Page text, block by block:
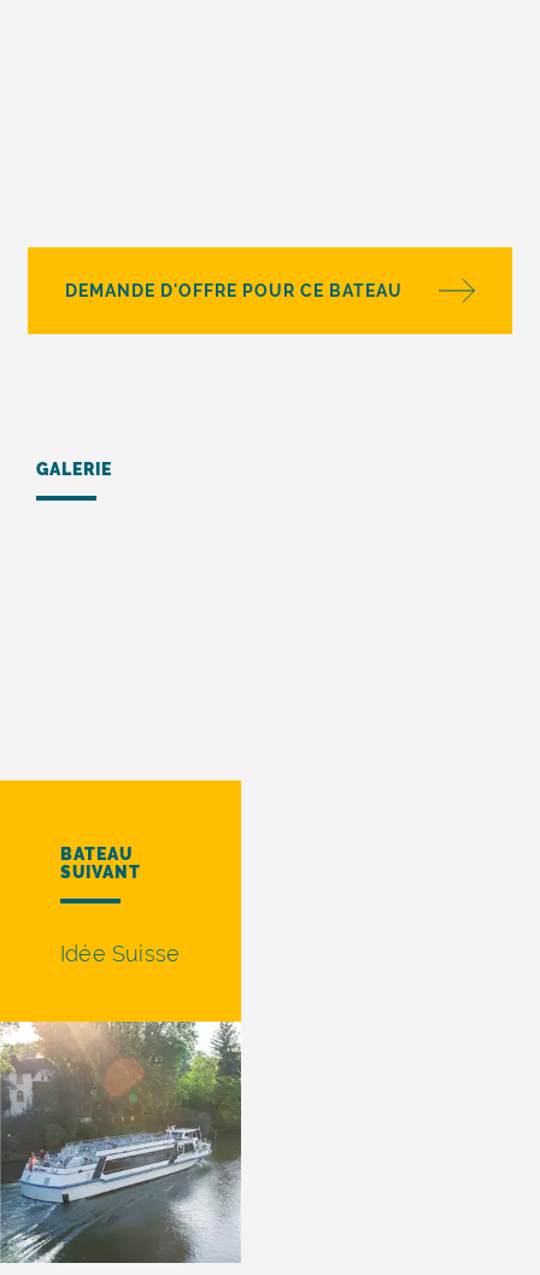
DEMANDE D'OFFRE POUR CE BATEAU
GALERIE
BATEAU
SUIVANT
Idée Suisse